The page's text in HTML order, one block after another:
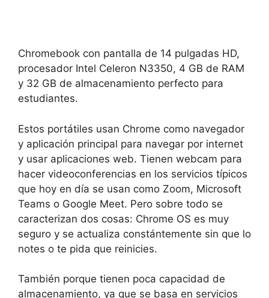
Chromebook con pantalla de 14 pulgadas HD,
procesador Intel Celeron N3350, 4 GB de RAM
y 32 GB de almacenamiento perfecto para
estudiantes.
Estos portátiles usan Chrome como navegador
y aplicación principal para navegar por internet
y usar aplicaciones web. Tienen webcam para
hacer videoconferencias en los servicios típicos
que hoy en día se usan como Zoom, Microsoft
Teams o Google Meet. Pero sobre todo se
caracterizan dos cosas: Chrome OS es muy
seguro y se actualiza constántemente sin que lo
notes o te pida que reinicies.
También porque tienen poca capacidad de
almacenamiento, ya que se basa en servicios